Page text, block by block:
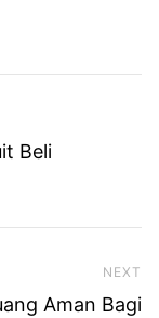
Beli
NEXT
Aman Bagi